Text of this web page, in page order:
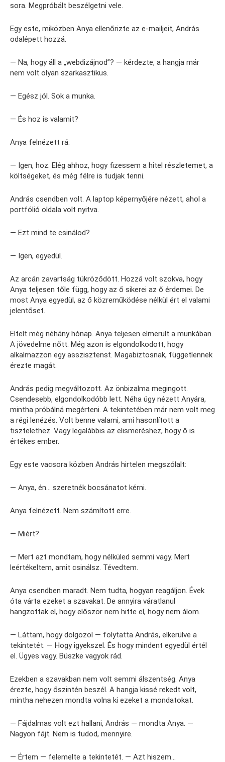
sora. Megpróbált beszélgetni vele.
Egy este, miközben Anya ellenőrizte az e-mailjeit, András
odalépett hozzá.
— Na, hogy áll a „webdizájnod”? — kérdezte, a hangja már
nem volt olyan szarkasztikus.
— Egész jól. Sok a munka.
— És hoz is valamit?
Anya felnézett rá.
— Igen, hoz. Elég ahhoz, hogy fizessem a hitel részletemet, a
költségeket, és még félre is tudjak tenni.
András csendben volt. A laptop képernyőjére nézett, ahol a
portfólió oldala volt nyitva.
— Ezt mind te csinálod?
— Igen, egyedül.
Az arcán zavartság tükröződött. Hozzá volt szokva, hogy
Anya teljesen tőle függ, hogy az ő sikerei az ő érdemei. De
most Anya egyedül, az ő közreműködése nélkül ért el valami
jelentőset.
Eltelt még néhány hónap. Anya teljesen elmerült a munkában.
A jövedelme nőtt. Még azon is elgondolkodott, hogy
alkalmazzon egy asszisztenst. Magabiztosnak, függetlennek
érezte magát.
András pedig megváltozott. Az önbizalma megingott.
Csendesebb, elgondolkodóbb lett. Néha úgy nézett Anyára,
mintha próbálná megérteni. A tekintetében már nem volt meg
a régi lenézés. Volt benne valami, ami hasonlított a
tisztelethez. Vagy legalábbis az elismeréshez, hogy ő is
értékes ember.
Egy este vacsora közben András hirtelen megszólalt:
— Anya, én… szeretnék bocsánatot kérni.
Anya felnézett. Nem számított erre.
— Miért?
— Mert azt mondtam, hogy nélküled semmi vagy. Mert
leértékeltem, amit csinálsz. Tévedtem.
Anya csendben maradt. Nem tudta, hogyan reagáljon. Évek
óta várta ezeket a szavakat. De annyira váratlanul
hangzottak el, hogy először nem hitte el, hogy nem álom.
— Láttam, hogy dolgozol — folytatta András, elkerülve a
tekintetét. — Hogy igyekszel. És hogy mindent egyedül értél
el. Ügyes vagy. Büszke vagyok rád.
Ezekben a szavakban nem volt semmi álszentség. Anya
érezte, hogy őszintén beszél. A hangja kissé rekedt volt,
mintha nehezen mondta volna ki ezeket a mondatokat.
— Fájdalmas volt ezt hallani, András — mondta Anya. —
Nagyon fájt. Nem is tudod, mennyire.
— Értem — felemelte a tekintetét. — Azt hiszem…